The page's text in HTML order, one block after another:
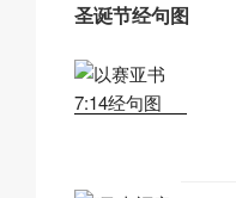
圣诞节经句图